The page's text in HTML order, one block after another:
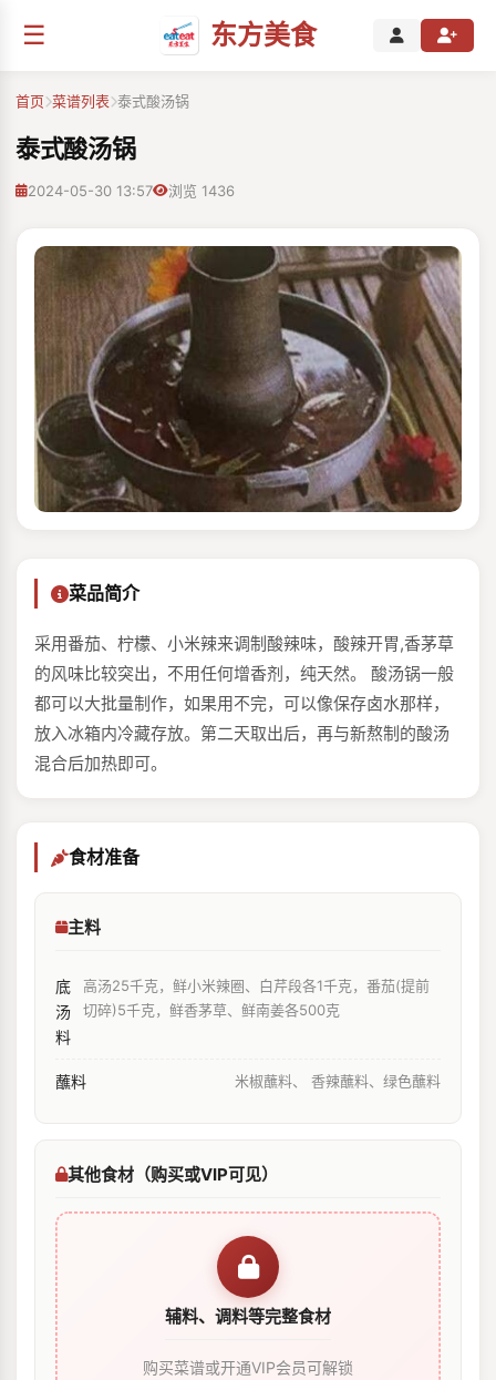
☰ 东方美食
首页 菜谱列表 泰式酸汤锅
泰式酸汤锅
2024-05-30 13:57 浏览 1436
菜品简介
采用番茄、柠檬、小米辣来调制酸辣味，酸辣开胃,香茅草
的风味比较突出，不用任何增香剂，纯天然。 酸汤锅一般
都可以大批量制作，如果用不完，可以像保存卤水那样，
放入冰箱内冷藏存放。第二天取出后，再与新熬制的酸汤
混合后加热即可。
食材准备
主料
底
汤
料
高汤25千克，鲜小米辣圈、白芹段各1千克，番茄(提前
切碎)5千克，鲜香茅草、鲜南姜各500克
蘸料 米椒蘸料、 香辣蘸料、绿色蘸料
其他食材（购买或VIP可见）
辅料、调料等完整食材
购买菜谱或开通VIP会员可解锁